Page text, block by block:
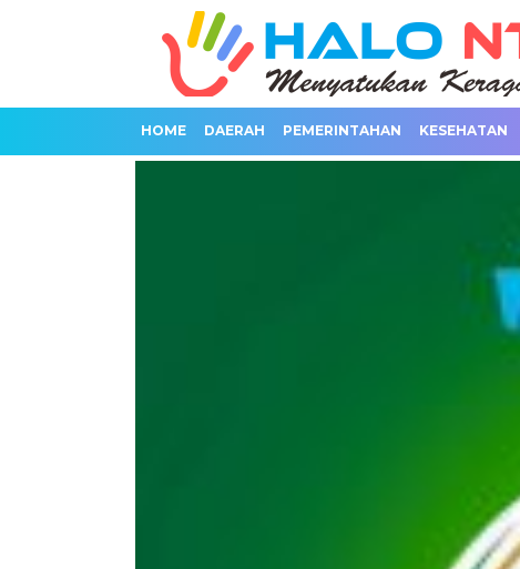
HOME DAERAH PEMERINTAHAN KESEHATAN